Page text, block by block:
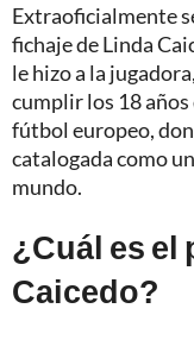
Extraoficialmente
fichaje de Linda
le hizo a la
cumplir los 18
fútbol europeo,
catalogada como
mundo.
¿Cuál es el
Caicedo?